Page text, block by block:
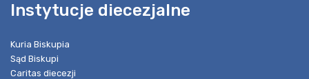
Instytucje diecezjalne
Kuria Biskupia
Sąd Biskupi
Caritas diecezji